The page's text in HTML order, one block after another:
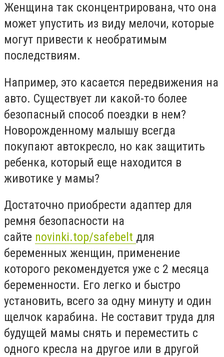
Женщина так сконцентрирована, что она
может упустить из виду мелочи, которые
могут привести к необратимым
последствиям.
Например, это касается передвижения на
авто. Существует ли какой-то более
безопасный способ поездки в нем?
Новорожденному малышу всегда
покупают автокресло, но как защитить
ребенка, который еще находится в
животике у мамы?
Достаточно приобрести адаптер для
ремня безопасности на
сайте novinki.top/safebelt для
беременных женщин, применение
которого рекомендуется уже с 2 месяца
беременности. Его легко и быстро
установить, всего за одну минуту и один
щелчок карабина. Не составит труда для
будущей мамы снять и переместить с
одного кресла на другое или в другой